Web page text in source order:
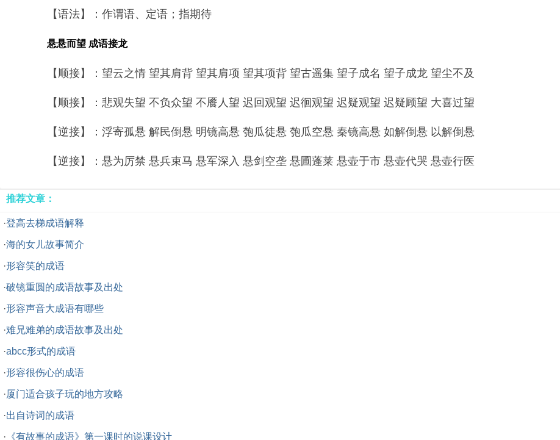
【语法】：作谓语、定语；指期待
悬悬而望 成语接龙
【顺接】：望云之情 望其肩背 望其肩项 望其项背 望古遥集 望子成名 望子成龙 望尘不及
【顺接】：悲观失望 不负众望 不餍人望 迟回观望 迟徊观望 迟疑观望 迟疑顾望 大喜过望
【逆接】：浮寄孤悬 解民倒悬 明镜高悬 匏瓜徒悬 匏瓜空悬 秦镜高悬 如解倒悬 以解倒悬
【逆接】：悬为厉禁 悬兵束马 悬军深入 悬剑空垄 悬圃蓬莱 悬壶于市 悬壶代哭 悬壶行医
推荐文章：
·登高去梯成语解释
·海的女儿故事简介
·形容笑的成语
·破镜重圆的成语故事及出处
·形容声音大成语有哪些
·难兄难弟的成语故事及出处
·abcc形式的成语
·形容很伤心的成语
·厦门适合孩子玩的地方攻略
·出自诗词的成语
· 《有故事的成语》第一课时的说课设计